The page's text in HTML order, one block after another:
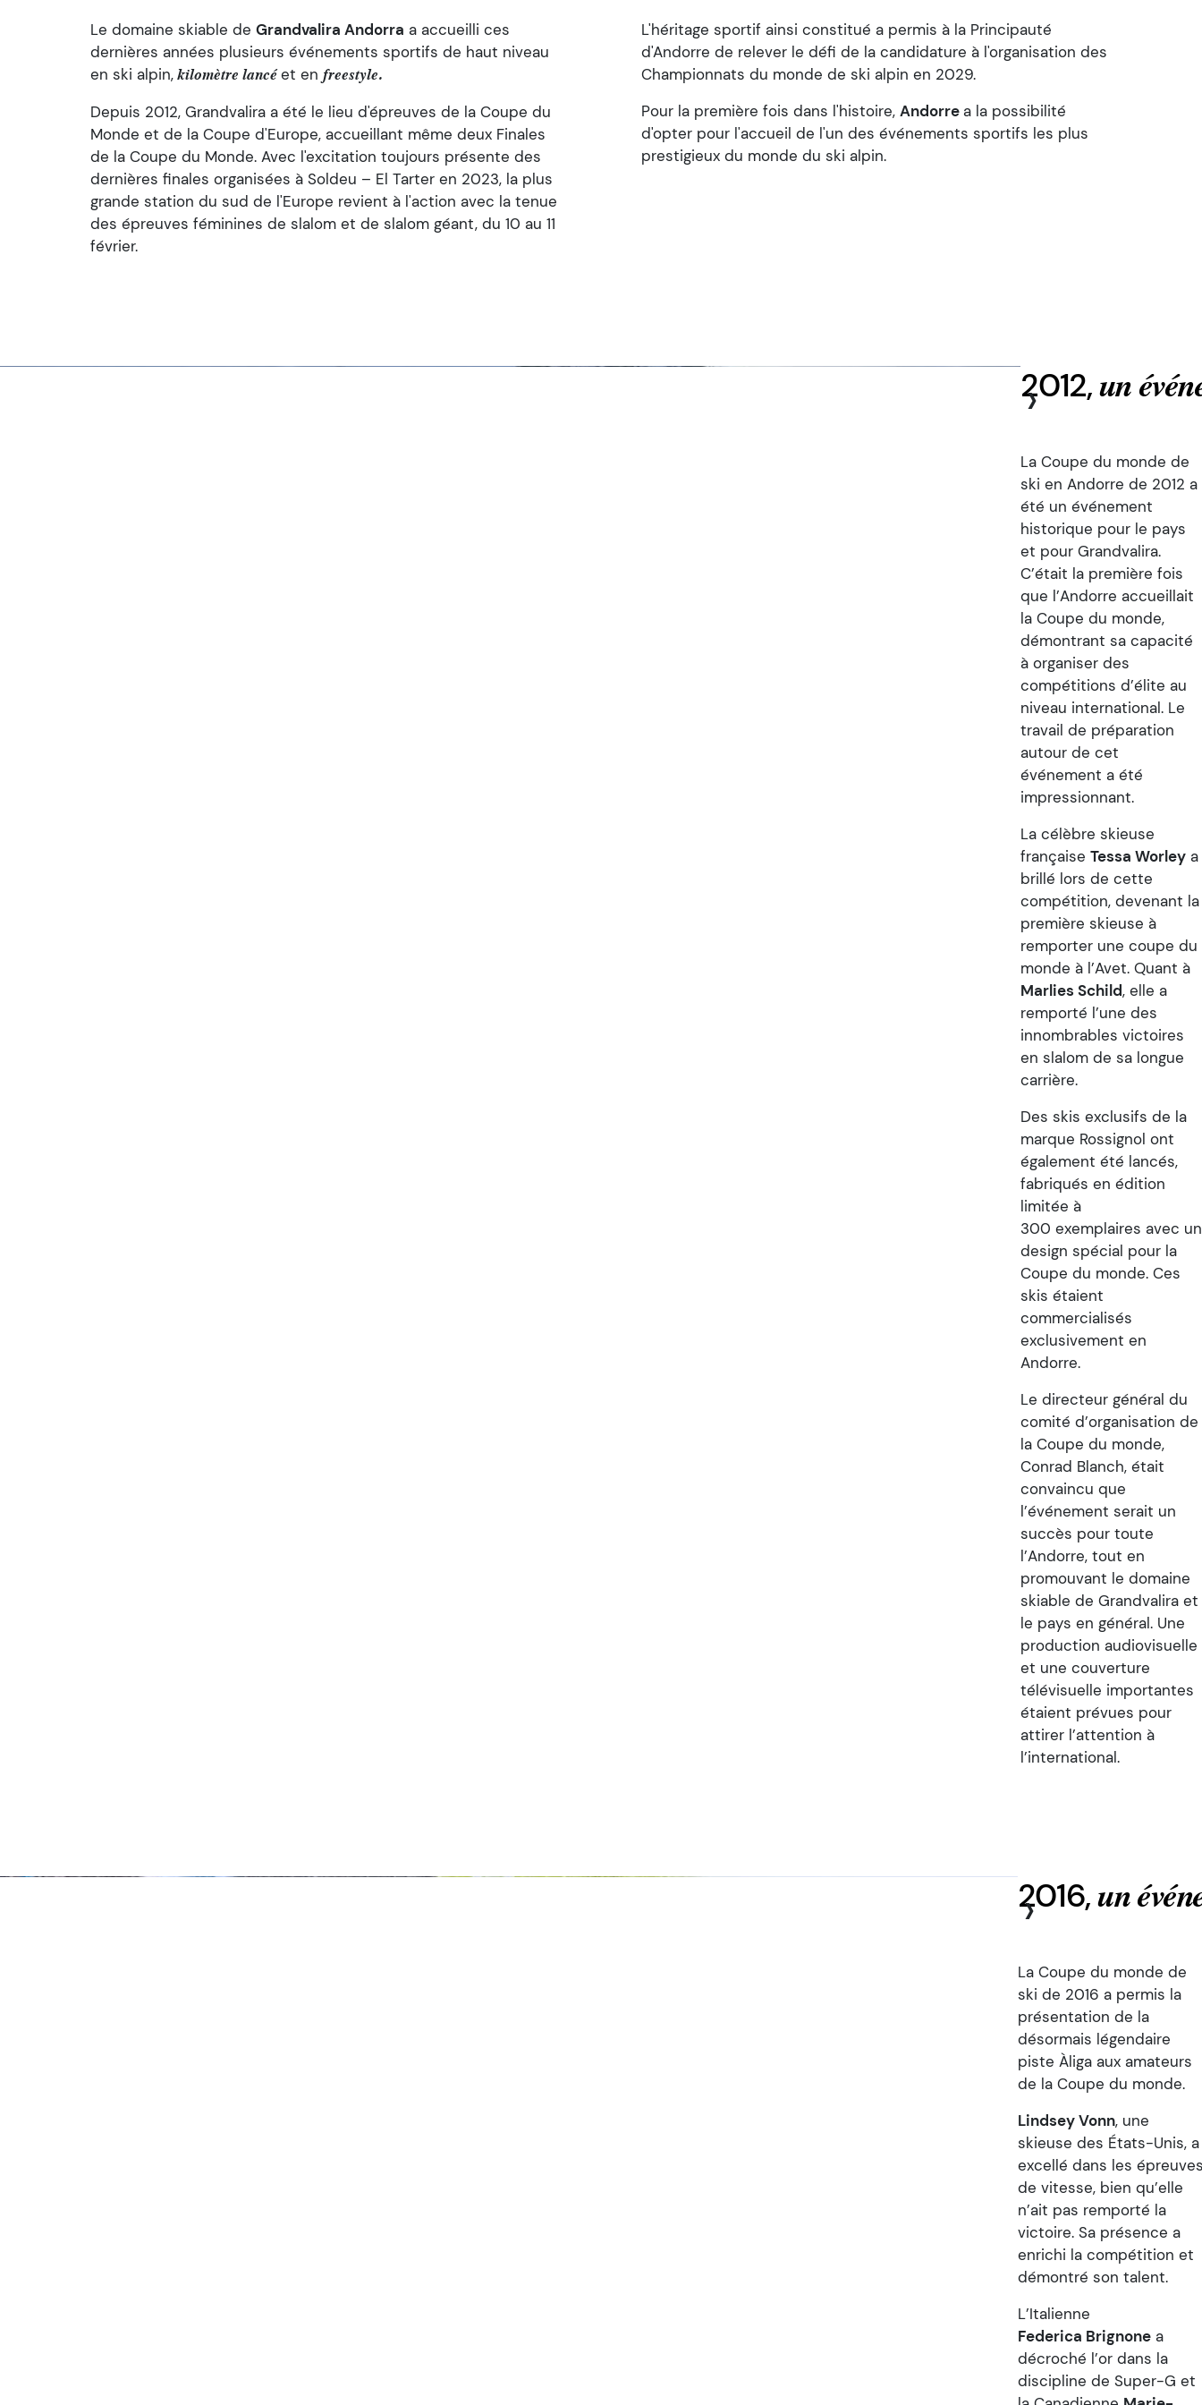
Le domaine skiable de Grandvalira Andorra a accueilli ces
dernières années plusieurs événements sportifs de haut niveau
en ski alpin, kilomètre lancé et en freestyle.
Depuis 2012, Grandvalira a été le lieu d'épreuves de la Coupe du
Monde et de la Coupe d'Europe, accueillant même deux Finales
de la Coupe du Monde. Avec l'excitation toujours présente des
dernières finales organisées à Soldeu – El Tarter en 2023, la plus
grande station du sud de l'Europe revient à l'action avec la tenue
des épreuves féminines de slalom et de slalom géant, du 10 au 11
février.
L'héritage sportif ainsi constitué a permis à la Principauté
d'Andorre de relever le défi de la candidature à l'organisation des
Championnats du monde de ski alpin en 2029.
Pour la première fois dans l'histoire, Andorrea la possibilité
d'opter pour l'accueil de l'un des événements sportifs les plus
prestigieux du monde du ski alpin.
›
2012, un
La Coupe du monde de
ski en Andorre de 2012 a
été un événement
historique pour le pays
et pour Grandvalira.
C’était la première fois
que l’Andorre accueillait
la Coupe du monde,
démontrant sa capacité
à organiser des
compétitions d’élite au
niveau international. Le
travail de préparation
autour de cet
événement a été
impressionnant.
La célèbre skieuse
françaiseTessa Worley a
brillé lors de cette
compétition, devenant la
première skieuse à
remporter une coupe du
monde à l’Avet. Quant à
Marlies Schild, elle a
remporté l’une des
innombrables victoires
en slalom de sa longue
carrière.
Des skis exclusifs de la
marque Rossignol ont
également été lancés,
fabriqués en édition
limitée à
300 exemplaires avec un
design spécial pour la
Coupe du monde. Ces
skis étaient
commercialisés
exclusivement en
Andorre.
Le directeur général du
comité d’organisation de
la Coupe du monde,
Conrad Blanch, était
convaincu que
l’événement serait un
succès pour toute
l’Andorre, tout en
promouvant le domaine
skiable de Grandvalira et
le pays en général. Une
production audiovisuelle
et une couverture
télévisuelle importantes
étaient prévues pour
attirer l’attention à
l’international.
›
2016, un
La Coupe du monde de
ski de 2016 a permis la
présentation de la
désormais légendaire
piste Àliga aux amateurs
de la Coupe du monde.
Lindsey Vonn, une
skieuse des États-Unis, a
excellé dans les
de vitesse, bien qu’elle
n’ait pas remporté la
victoire. Sa présence a
enrichi la compétition et
démontré son talent.
L’Italienne
Federica Brignonea
décroché l’or dans la
discipline de Super-G et